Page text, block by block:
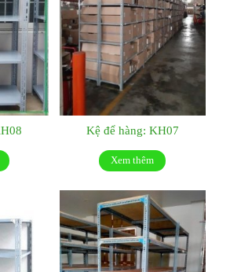
Kệ để hàng: KH07
Xem thêm